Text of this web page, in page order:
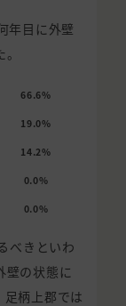
年目に外壁
66.6%
19.0%
14.2%
0.0%
0.0%
べきといわ
壁の状態に
柄上郡では